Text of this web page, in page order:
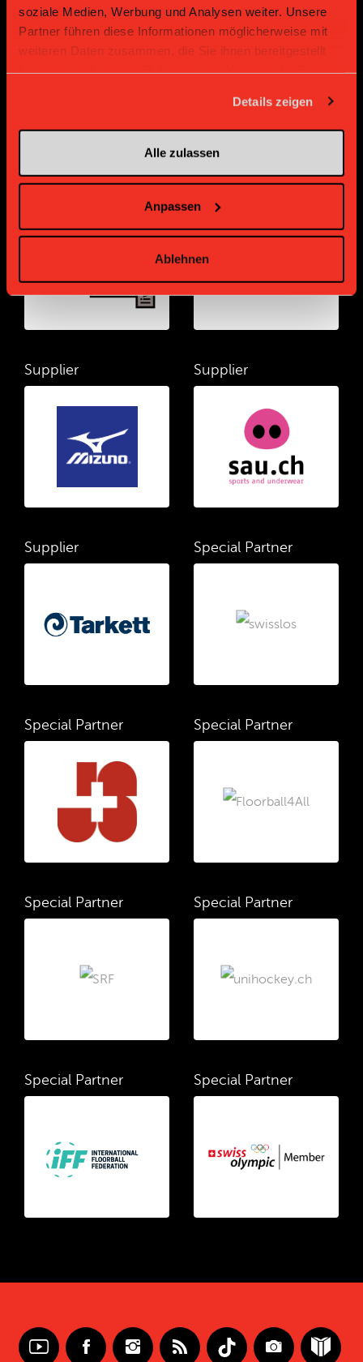
soziale Medien, Werbung und Analysen weiter. Unsere
Partner führen diese Informationen möglicherweise mit
weiteren Daten zusammen, die Sie ihnen bereitgestellt
Details zeigen
Alle zulassen
Anpassen
Ablehnen
Supplier Supplier
Supplier Supplier
Supplier Special Partner
Special Partner Special Partner
Special Partner Special Partner
Special Partner Special Partner